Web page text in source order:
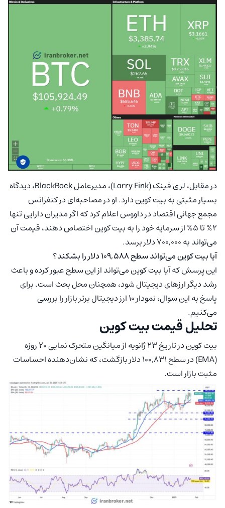
در مقابل، لری فینک (Larry Fink)، مدیرعامل BlackRock، دیدگاه
بسیار مثبتی به بیت‌ کوین دارد. او در مصاحبه‌ای در کنفرانس
مجمع جهانی اقتصاد در داووس اعلام کرد که اگر مدیران دارایی تنها
2% تا 5% از سرمایه خود را به بیت‌ کوین اختصاص دهند، قیمت آن
می‌تواند به 700,000 دلار برسد.
آیا بیت‌ کوین می‌تواند سطح 109,588 دلار را بشکند؟
این پرسش که آیا بیت‌ کوین می‌تواند از این سطح عبور کرده و باعث
رشد دیگر ارزهای دیجیتال شود، همچنان محل بحث است. برای
پاسخ به این سوال، نمودار 10 ارز دیجیتال برتر بازار را بررسی
می‌کنیم.
تحلیل قیمت بیت‌ کوین
بیت‌ کوین در تاریخ 23 ژانویه از میانگین متحرک نمایی 20 روزه
(EMA) در سطح 100,831 دلار بازگشت، که نشان‌دهنده احساسات
مثبت بازار است.